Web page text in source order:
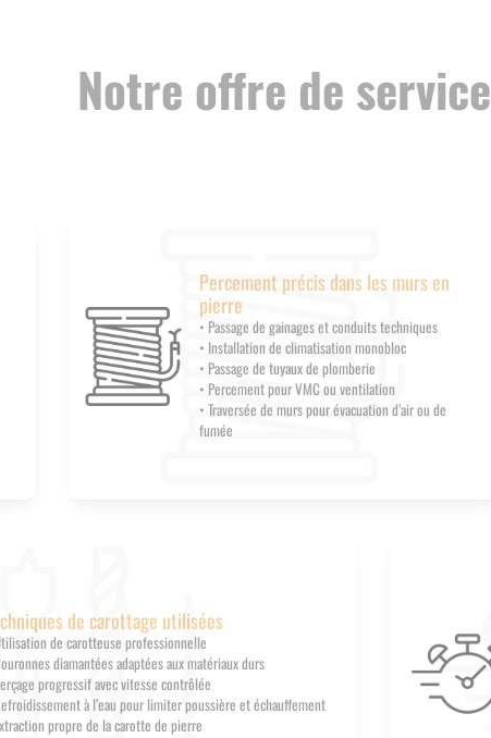
Notre offre de service
Percement précis dans les murs en
pierre
• Passage de gainages et conduits techniques
• Installation de climatisation monobloc
• Passage de tuyaux de plomberie
• Percement pour VMC ou ventilation
• Traversée de murs pour évacuation d’air ou de
fumée
de carottage utilisées
de carotteuse professionnelle
diamantées adaptées aux matériaux durs
progressif avec vitesse contrôlée
à l’eau pour limiter poussière et échauffement
propre de la carotte de pierre